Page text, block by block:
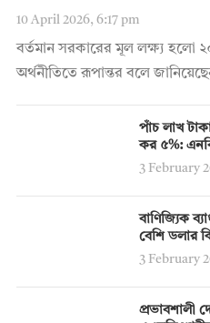
10 April 2026, 6:17 pm
বর্তমান সরকারের মূল লক্ষ্য হলো
অর্থনীতিতে রূপান্তর বলে
পাঁচ লাখ
কর ৫%:
3 February
বাণিজ্যিক
বেশি ডলার
3 February
প্রভাবশালী